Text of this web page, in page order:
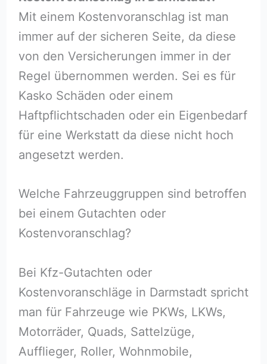
Mit einem Kostenvoranschlag ist man
immer auf der sicheren Seite, da diese
von den Versicherungen immer in der
Regel übernommen werden. Sei es für
Kasko Schäden oder einem
Haftpflichtschaden oder ein Eigenbedarf
für eine Werkstatt da diese nicht hoch
angesetzt werden.
Welche Fahrzeuggruppen sind betroffen
bei einem Gutachten oder
Kostenvoranschlag?
Bei Kfz-Gutachten oder
Kostenvoranschläge in Darmstadt spricht
man für Fahrzeuge wie PKWs, LKWs,
Motorräder, Quads, Sattelzüge,
Aufflieger, Roller, Wohnmobile,